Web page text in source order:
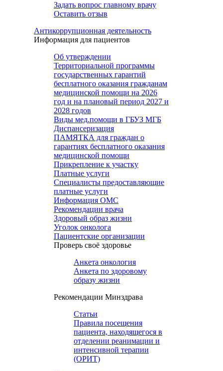
Задать вопрос главному врачу
Оставить отзыв
Антикоррупционная деятельность
Информация для пациентов
Об утверждении
Территориальной программы
государственных гарантий
бесплатного оказания гражданам
медицинской помощи на 2026
год и на плановый период 2027 и
2028 годов
Виды мед.помощи в ГБУЗ МГБ
Диспансеризация
ПАМЯТКА для граждан о
гарантиях бесплатного оказания
медицинской помощи
Прикрепление к участку
Платные услуги
Специалисты предоставляющие
платные услуги
Информация ОМС
Рекомендации врача
Здоровый образ жизни
Уголок онколога
Пациентские организации
Проверь своё здоровье
Анкета онкология
Анкета по здоровому
образу жизни
Рекомендации Минздрава
Статьи
Правила посещения
пациента, находящегося в
отделении реанимации и
интенсивной терапии
(ОРИТ)